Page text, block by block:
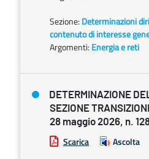
Sezione: Determinazioni
contenuto di interesse
Argomenti: Energia e reti
DETERMINAZIONE
SEZIONE
28 maggio 2026, n.
Scarica Ascolta